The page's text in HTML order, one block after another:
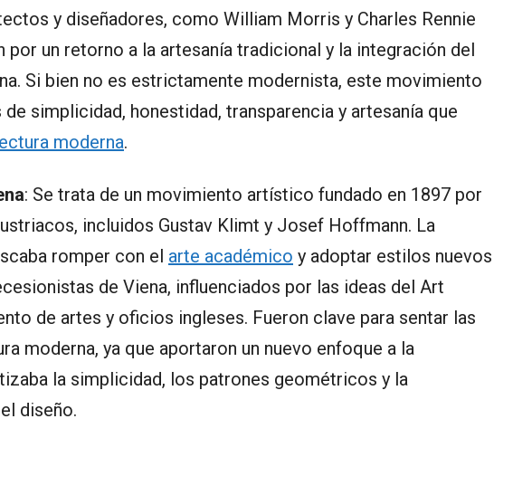
y diseñadores, como William Morris y Charles Rennie
por un retorno a la artesanía tradicional y la integración del
Si bien no es estrictamente modernista, este movimiento
simplicidad, honestidad, transparencia y artesanía que
moderna.
: Se trata de un movimiento artístico fundado en 1897 por
incluidos Gustav Klimt y Josef Hoffmann. La
romper con el arte académico y adoptar estilos nuevos
de Viena, influenciados por las ideas del Art
de artes y oficios ingleses. Fueron clave para sentar las
moderna, ya que aportaron un nuevo enfoque a la
la simplicidad, los patrones geométricos y la
diseño.